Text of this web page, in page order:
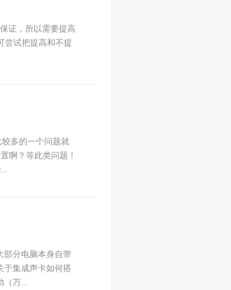
证，所以需要提高
尝试把提高和不提
多的一个问题就
啊？等此类问题！
部分电脑本身自带
于集成声卡如何搭
（万...